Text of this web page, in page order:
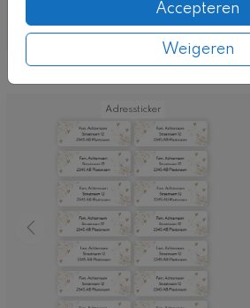
Accepteren
Weigeren
Nog meer in deze stijl
Adressticker